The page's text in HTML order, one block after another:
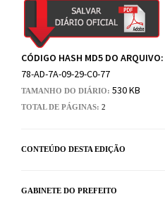
CÓDIGO HASH MD5 DO ARQUIVO:
78-AD-7A-09-29-C0-77
TAMANHO DO DIÁRIO: 530 KB
TOTAL DE PÁGINAS: 2
CONTEÚDO DESTA EDIÇÃO
GABINETE DO PREFEITO